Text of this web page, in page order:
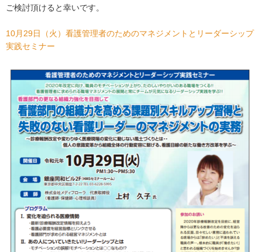
ご検討頂けると幸いです。
10月29日（火）看護管理者のためのマネジメントとリーダーシップ
実践セミナー